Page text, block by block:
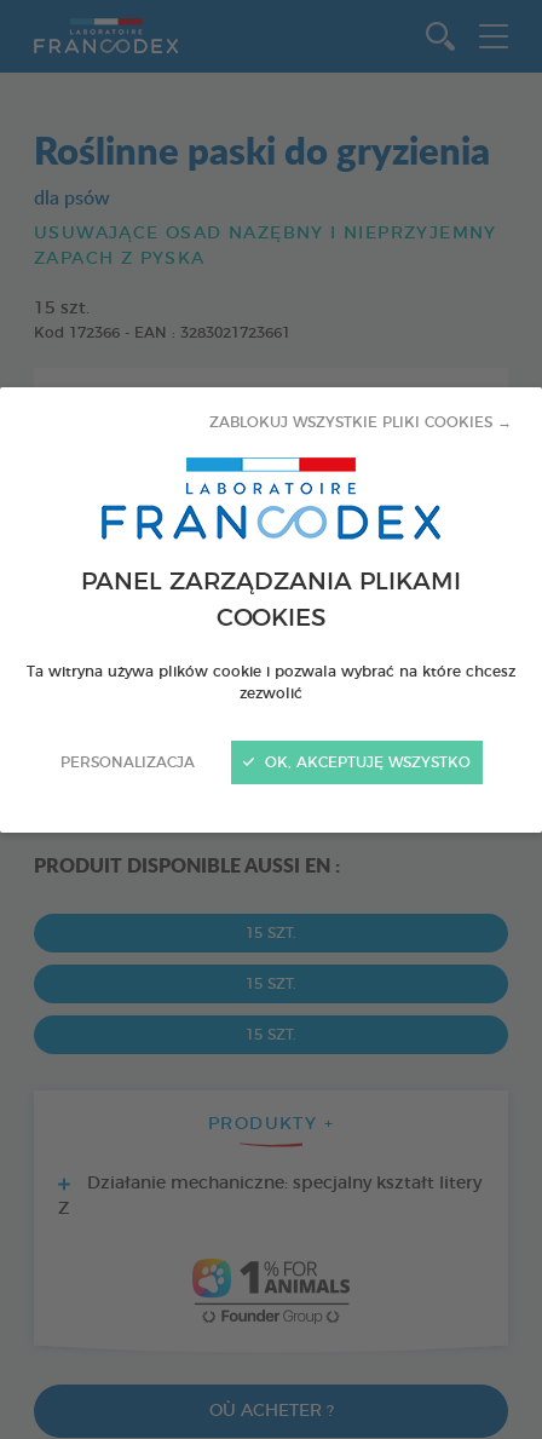
PANEL ZARZĄDZANIA PLIKAMI
COOKIES
Ta witryna używa plików cookie i pozwala wybrać na które chcesz
zezwolić
PERSONALIZACJA
ZABLOKUJ WSZYSTKIE PLIKI COOKIES →
OK, AKCEPTUJĘ WSZYSTKO
Roślinne paski do gryzienia
dla psów
USUWAJĄCE OSAD NAZĘBNY I NIEPRZYJEMNY
ZAPACH Z PYSKA
15 szt.
Kod 172366 - EAN : 3283021723661
PRODUIT DISPONIBLE AUSSI EN :
15 SZT.
15 SZT.
15 SZT.
PRODUKTY +
Działanie mechaniczne: specjalny kształt litery
Z
OÙ ACHETER ?